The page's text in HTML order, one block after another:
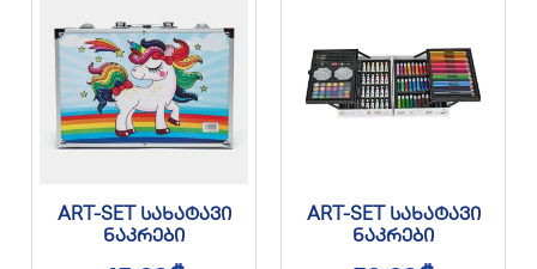
ART-SET სახატავი
ნაკრები
ART-SET სახატავი
ნაკრები